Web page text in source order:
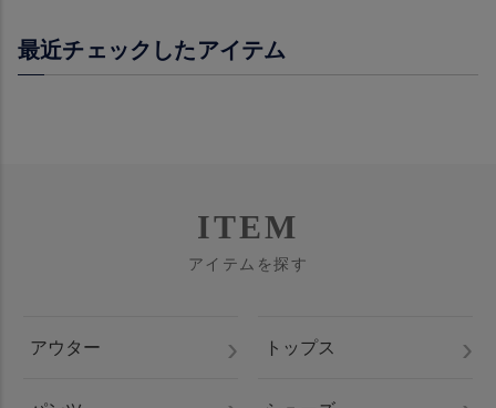
最近チェックしたアイテム
ITEM
アイテムを探す
アウター トップス